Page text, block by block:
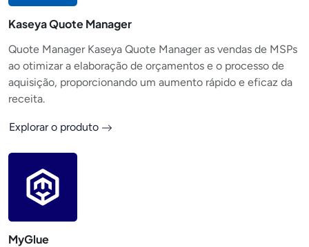
Kaseya Quote Manager
Quote Manager Kaseya Quote Manager as vendas de MSPs
ao otimizar a elaboração de orçamentos e o processo de
aquisição, proporcionando um aumento rápido e eficaz da
receita.
Explorar o produto
MyGlue